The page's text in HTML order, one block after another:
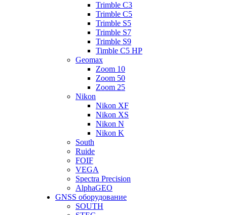
Trimble C3
Trimble C5
Trimble S5
Trimble S7
Trimble S9
Timble C5 HP
Geomax
Zoom 10
Zoom 50
Zoom 25
Nikon
Nikon XF
Nikon XS
Nikon N
Nikon K
South
Ruide
FOIF
VEGA
Spectra Precision
AlphaGEO
GNSS оборудование
SOUTH